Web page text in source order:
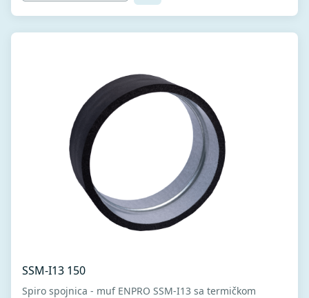
SSM-I13 150
Spiro spojnica - muf ENPRO SSM-I13 sa termičkom